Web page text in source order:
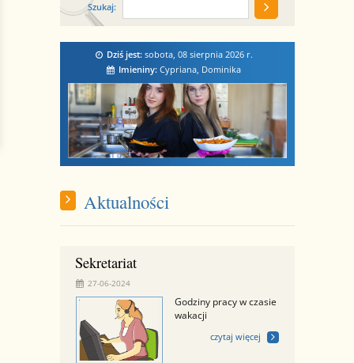
Szukaj:
Dziś jest: sobota, 08 sierpnia 2026r.
Imieniny: Cypriana, Dominika
Aktualności
Sekretariat
27-06-2024
Godziny pracy w czasie
wakacji
czytaj więcej